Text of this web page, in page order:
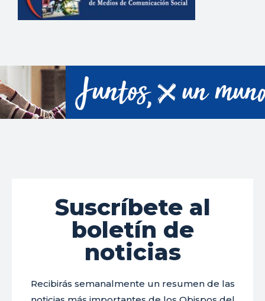
Suscríbete al
boletín de
noticias
Recibirás semanalmente un resumen de las